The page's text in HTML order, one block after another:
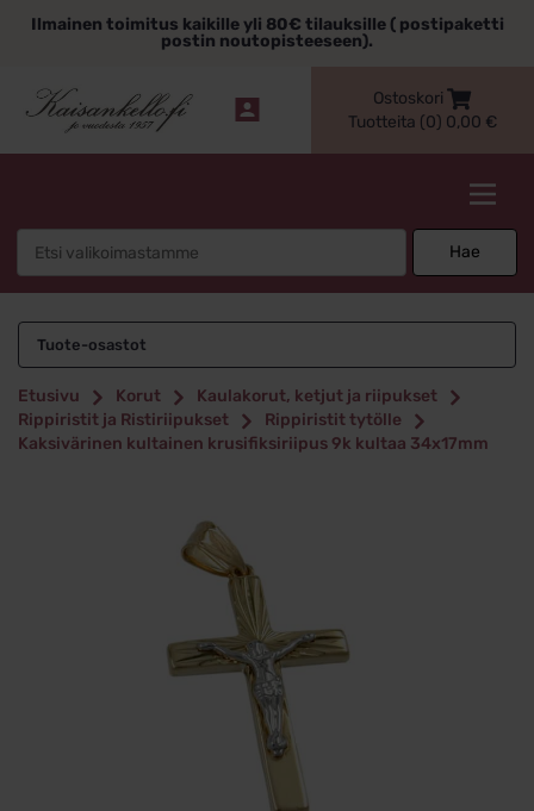
sisältöönIlmainen toimitus kaikille yli 80€ tilauksille ( postipaketti
postin noutopisteeseen).
Ostoskori
Tuotteita (0) 0,00 €
Hae
Tuote-osastot
Etusivu Korut
Kaulakorut, ketjut ja riipukset
Rippiristit ja Ristiriipukset
Rippiristit tytölle
Kaksivärinen kultainen krusifiksiriipus 9k kultaa 34x17mm